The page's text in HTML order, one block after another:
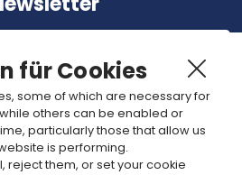
dernières nouvelles et articles.
für Cookies
some of which are necessary for
others can be enabled or
particularly those that allow us
is performing.
reject them, or set your cookie